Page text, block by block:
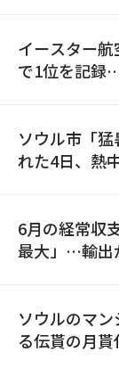
イースター
で1位を記録
ソウル市「
れた4日、熱
6月の経常収
最大」…輸出
ソウルのマ
る伝貰の月